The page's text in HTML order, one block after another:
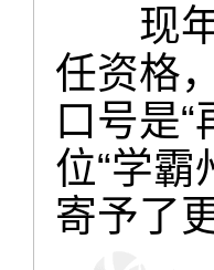
现年
任资格
口号是
位“学
寄予了